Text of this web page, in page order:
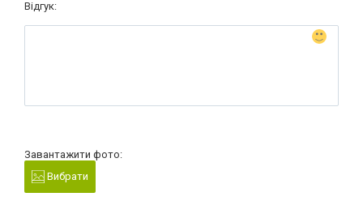
Відгук:
Завантажити фото:
Вибрати